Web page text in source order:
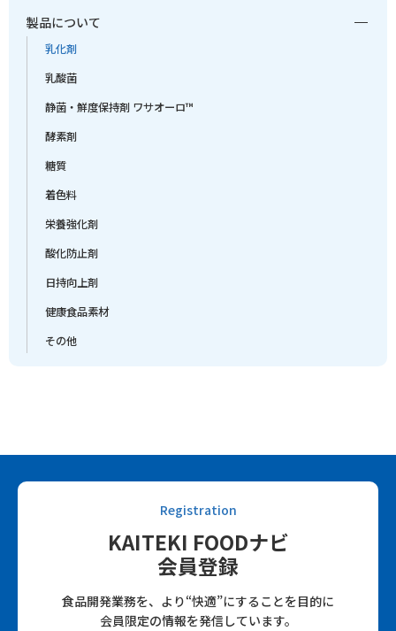
製品について
乳化剤
乳酸菌
静菌・鮮度保持剤 ワサオーロ™
酵素剤
糖質
着色料
栄養強化剤
酸化防止剤
日持向上剤
健康食品素材
その他
Registration
KAITEKI FOODナビ
会員登録
食品開発業務を、より“快適”にすることを目的に
会員限定の情報を発信しています。